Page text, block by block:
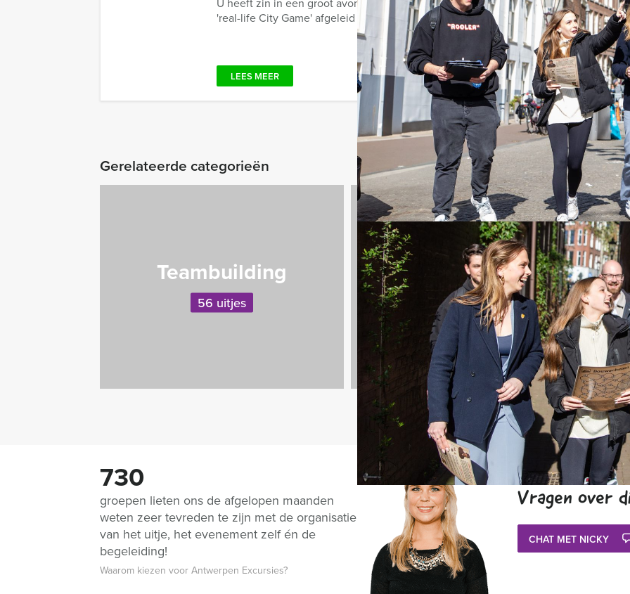
'real-life City Game' afgeleid van het populaire ...
LEES MEER
Gerelateerde categorieën
Teambuilding
56 uitjes
Avondarrangementen
32 uitjes
730
groepen lieten ons de afgelopen maanden
weten zeer tevreden te zijn met de organisatie
van het uitje, het evenement zelf én de
begeleiding!
Waarom kiezen voor Antwerpen Excursies?
Vragen over
CHAT MET NICKY